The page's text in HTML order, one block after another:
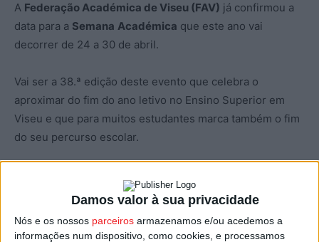
Damos valor à sua privacidade
Nós e os nossos parceiros armazenamos e/ou acedemos a
informações num dispositivo, como cookies, e processamos
A Federação Académica de Viseu (FAV) já confirmou a
data para a Semana Académica que este ano vai
decorrer de 24 a 30 de abril.
Vai ser a 38.ª edição deste evento que celebra o
aproximar do fim do ano letivo no Ensino Superior em
Viseu e que para muitos estudantes marca também o fim
do seu percurso escolar.
a Marcha de Finalistas irão decorrer durante a semana,
como é hábito, mas quando a concertos apenas se sabe
que decorrerão no Multiusos de Viseu.